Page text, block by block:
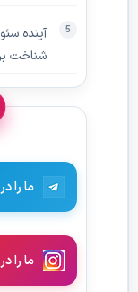
آینده
شناخت
ما را
ما را